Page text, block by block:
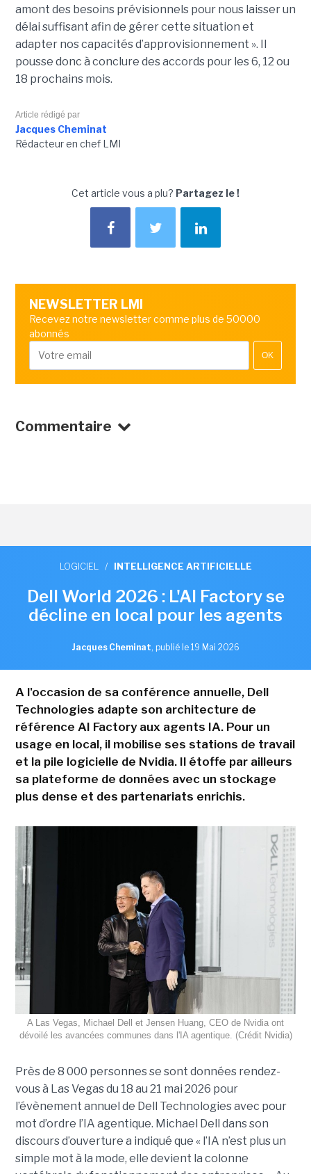
amont des besoins prévisionnels pour nous laisser un
délai suffisant afin de gérer cette situation et
adapter nos capacités d’approvisionnement ». Il
pousse donc à conclure des accords pour les 6, 12 ou
18 prochains mois.
Article rédigé par
Jacques Cheminat
Rédacteur en chef LMI
Cet article vous a plu? Partagez le !
NEWSLETTER LMI
Recevez notre newsletter comme plus de 50000
abonnés
OK
Commentaire
LOGICIEL / INTELLIGENCE ARTIFICIELLE
Dell World 2026 : L'AI Factory se
décline en local pour les agents
Jacques Cheminat, publié le 19 Mai 2026
A l'occasion de sa conférence annuelle, Dell
Technologies adapte son architecture de
référence AI Factory aux agents IA. Pour un
usage en local, il mobilise ses stations de travail
et la pile logicielle de Nvidia. Il étoffe par ailleurs
sa plateforme de données avec un stockage
plus dense et des partenariats enrichis.
A Las Vegas, Michael Dell et Jensen Huang, CEO de Nvidia ont
dévoilé les avancées communes dans l'IA agentique. (Crédit Nvidia)
Près de 8 000 personnes se sont données rendez-
vous à Las Vegas du 18 au 21 mai 2026 pour
l’évènement annuel de Dell Technologies avec pour
mot d’ordre l’IA agentique. Michael Dell dans son
discours d’ouverture a indiqué que « l’IA n’est plus un
simple mot à la mode, elle devient la colonne